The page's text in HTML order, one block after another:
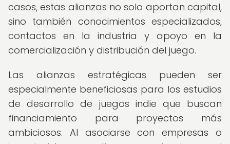
casos, estas alianzas no solo aportan capital,
sino también conocimientos especializados,
contactos en la industria y apoyo en la
comercialización y distribución del juego.
Las alianzas estratégicas pueden ser
especialmente beneficiosas para los estudios
de desarrollo de juegos indie que buscan
financiamiento para proyectos más
ambiciosos. Al asociarse con empresas o